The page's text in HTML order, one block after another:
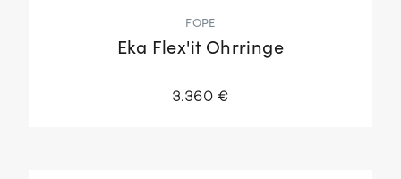
FOPE
Eka Flex'it Ohrringe
3.360 €